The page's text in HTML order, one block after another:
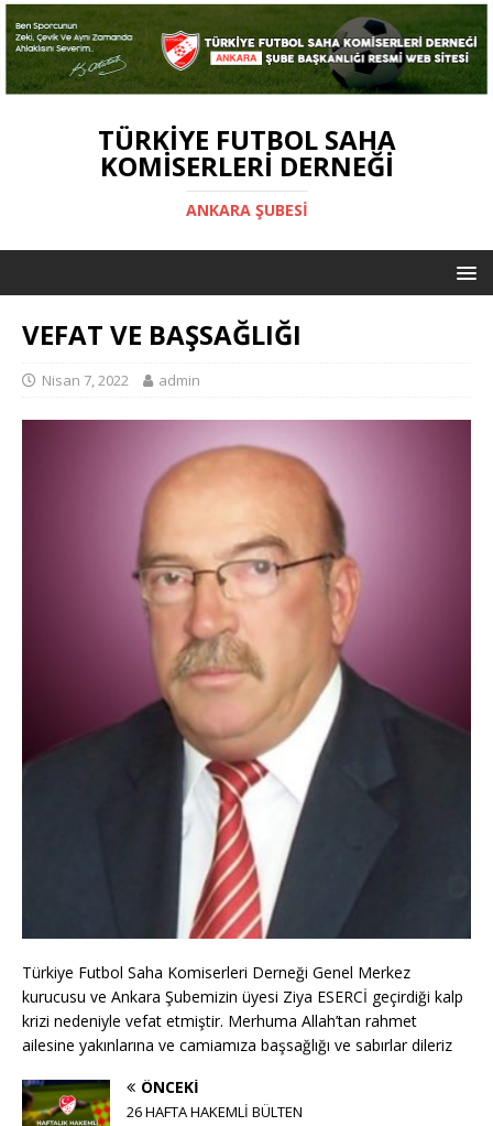
TÜRKIYE FUTBOL SAHA
KOMISERLERI DERNEĞI
ANKARA ŞUBESİ
VEFAT VE BAŞSAĞLIĞI
Nisan 7, 2022 admin
Türkiye Futbol Saha Komiserleri Derneği Genel Merkez
kurucusu ve Ankara Şubemizin üyesi Ziya ESERCİ geçirdiği kalp
krizi nedeniyle vefat etmiştir. Merhuma Allah’tan rahmet
ailesine yakınlarına ve camiamıza başsağlığı ve sabırlar dileriz
ÖNCEKI
26 HAFTA HAKEMLİ BÜLTEN